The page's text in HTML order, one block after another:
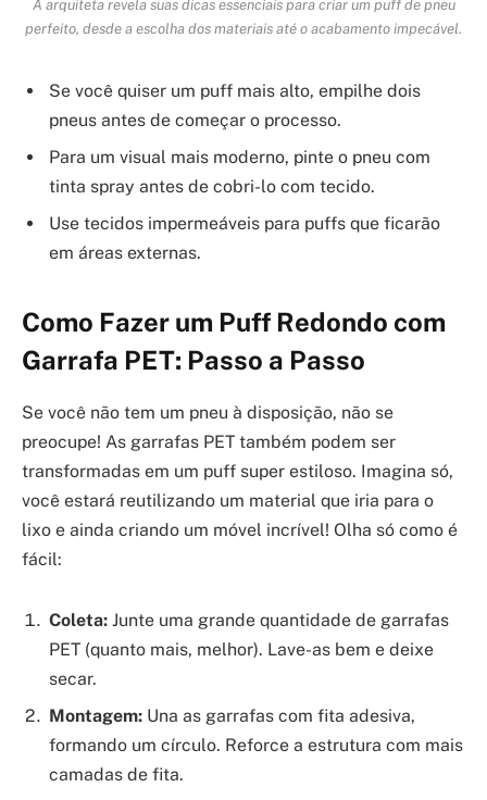
A arquiteta revela suas dicas essenciais para criar um puff de pneu
perfeito, desde a escolha dos materiais até o acabamento impecável.
Se você quiser um puff mais alto, empilhe dois
pneus antes de começar o processo.
Para um visual mais moderno, pinte o pneu com
tinta spray antes de cobri-lo com tecido.
Use tecidos impermeáveis para puffs que ficarão
em áreas externas.
Como Fazer um Puff Redondo com
Garrafa PET: Passo a Passo
Se você não tem um pneu à disposição, não se
preocupe! As garrafas PET também podem ser
transformadas em um puff super estiloso. Imagina só,
você estará reutilizando um material que iria para o
lixo e ainda criando um móvel incrível! Olha só como é
fácil:
Coleta: Junte uma grande quantidade de garrafas
PET (quanto mais, melhor). Lave-as bem e deixe
secar.
Montagem: Una as garrafas com fita adesiva,
formando um círculo. Reforce a estrutura com mais
camadas de fita.